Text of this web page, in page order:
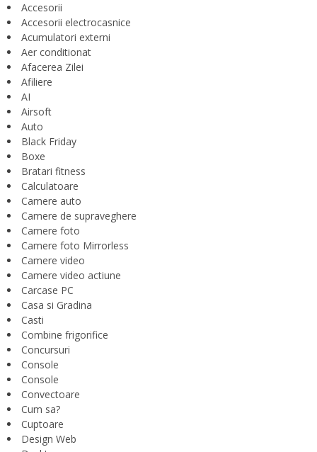
Accesorii
Accesorii electrocasnice
Acumulatori externi
Aer conditionat
Afacerea Zilei
Afiliere
AI
Airsoft
Auto
Black Friday
Boxe
Bratari fitness
Calculatoare
Camere auto
Camere de supraveghere
Camere foto
Camere foto Mirrorless
Camere video
Camere video actiune
Carcase PC
Casa si Gradina
Casti
Combine frigorifice
Concursuri
Console
Console
Convectoare
Cum sa?
Cuptoare
Design Web